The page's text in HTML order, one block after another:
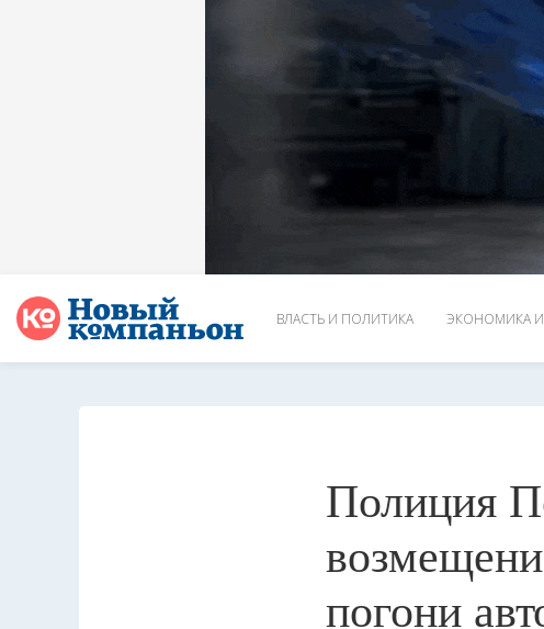
ВЛАСТЬ И ПОЛИТИКА ЭКОНОМИКА
Полиция
погони